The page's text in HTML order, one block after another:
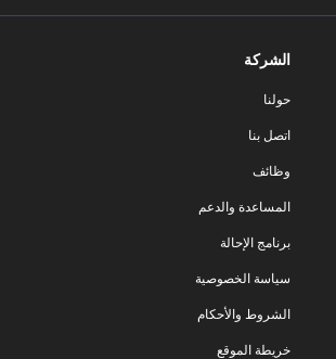
الشركة
حولنا
اتصل بنا
وظائف
المساعدة والدعم
برنامج الإحالة
سياسة الخصوصية
الشروط والأحكام
خريطة الموقع